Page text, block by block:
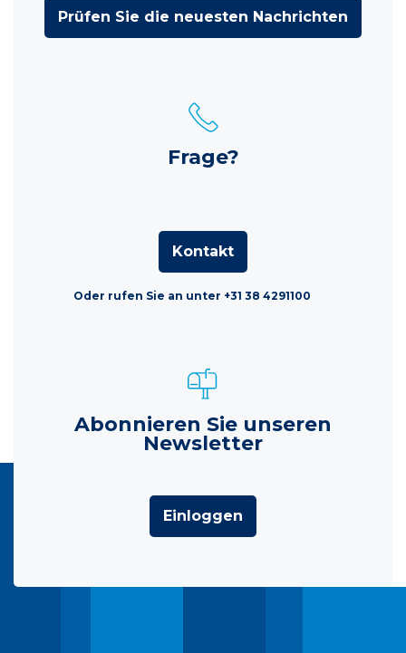
Prüfen Sie die neuesten Nachrichten
Frage?
Kontakt
Oder rufen Sie an unter +31 38 4291100
Abonnieren Sie unseren
Newsletter
Einloggen